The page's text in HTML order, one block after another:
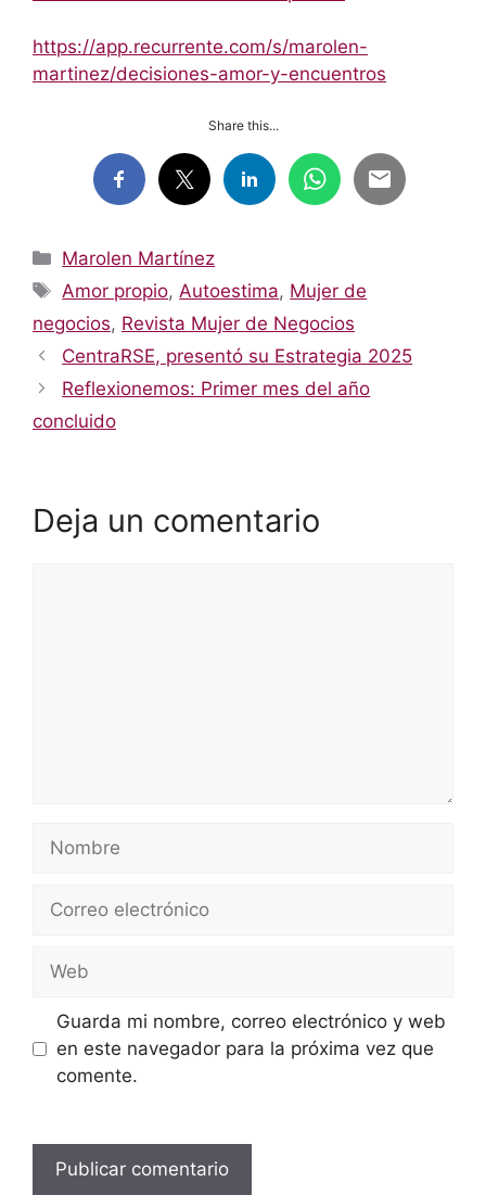
https://app.recurrente.com/s/marolen-
martinez/decisiones-amor-y-encuentros
Share this...
Categorías
Marolen Martínez
Etiquetas
Amor propio, Autoestima, Mujer de
negocios, Revista Mujer de Negocios
CentraRSE, presentó su Estrategia 2025
Reflexionemos: Primer mes del año
concluido
Deja un comentario
electrónico
Guarda mi nombre, correo electrónico y web
en este navegador para la próxima vez que
comente.